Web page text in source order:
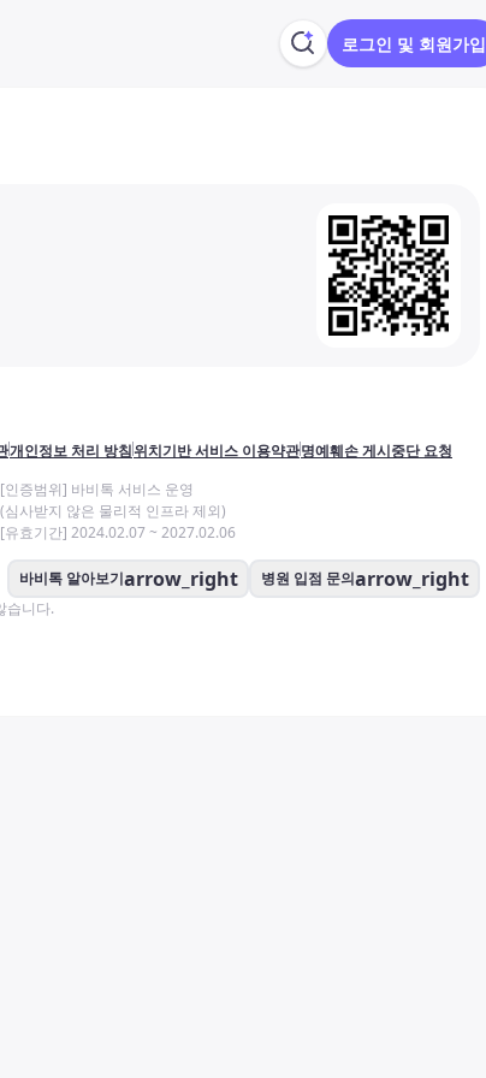
로그인 및 회원가입
개인정보 처리 방침위치기반 서비스 이용약관명예훼손 게시중단 요청
[인증범위] 바비톡 서비스 운영
(심사받지 않은 물리적 인프라 제외)
[유효기간] 2024.02.07 ~ 2027.02.06
바비톡 알아보기arrow_right 병원 입점 문의arrow_right
습니다.